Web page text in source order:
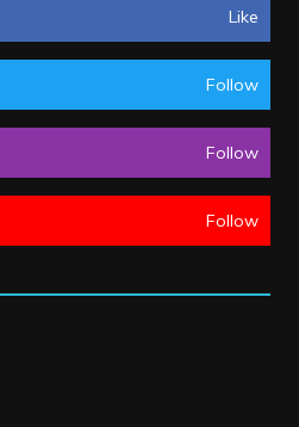
Like
Follow
Follow
Follow